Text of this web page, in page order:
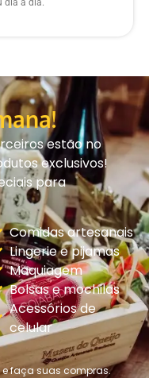
dia a dia.
estão no
exclusivos!
para
Comidas artesanais
Lingerie e pijamas
Maquiagem
Bolsas e mochilas
Acessórios de
celular
faça suas compras.